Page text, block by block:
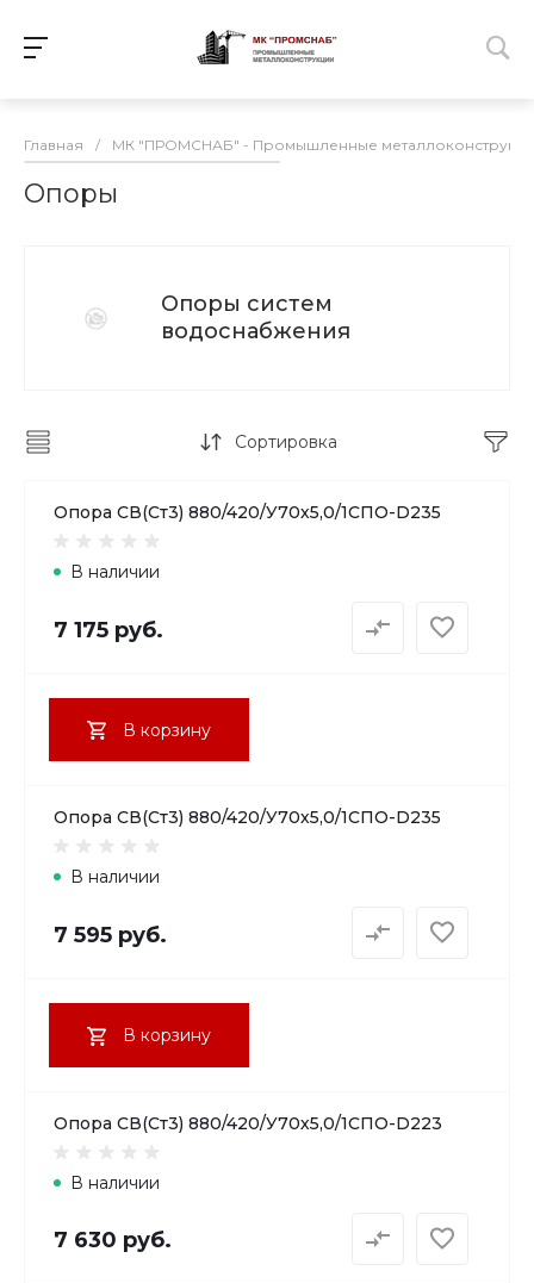
Главная / МК "ПРОМСНАБ" - Промышленные
Опоры
Опоры систем
водоснабжения
Сортировка
Опора СВ(Ст3) 880/420/У70х5,0/1СПО-D235
В наличии
7 175 руб.
В корзину
Опора СВ(Ст3) 880/420/У70х5,0/1СПО-D235
В наличии
7 595 руб.
В корзину
Опора СВ(Ст3) 880/420/У70х5,0/1СПО-D223
В наличии
7 630 руб.